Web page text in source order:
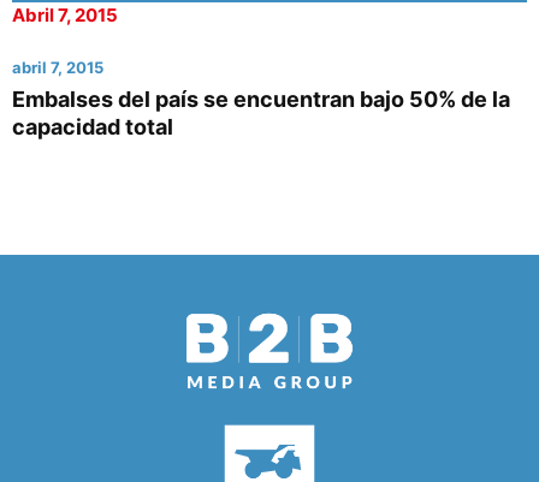
Abril 7, 2015
abril 7, 2015
Embalses del país se encuentran bajo 50% de la
capacidad total